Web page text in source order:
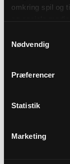
omkring spil og
af cookies
vores
Nødvendig
Præferencer
Statistik
Marketing